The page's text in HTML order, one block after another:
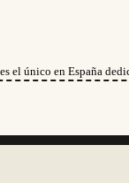
el único en España